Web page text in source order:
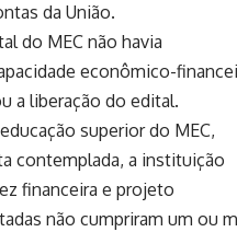
da União.
do MEC não havia
econômico-
a liberação do edital.
superior do MEC,
contemplada, a instituição
financeira e projeto
não cumpriram um ou